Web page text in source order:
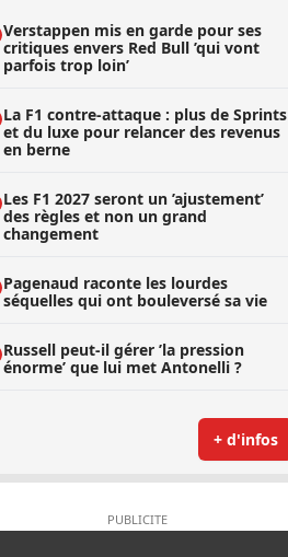
Verstappen mis en garde pour ses
critiques envers Red Bull ’qui vont
parfois trop loin’
La F1 contre-attaque : plus de Sprints
et du luxe pour relancer des revenus
en berne
Les F1 2027 seront un ’ajustement’
des règles et non un grand
changement
Pagenaud raconte les lourdes
séquelles qui ont bouleversé sa vie
Russell peut-il gérer ’la pression
énorme’ que lui met Antonelli ?
+ d'infos